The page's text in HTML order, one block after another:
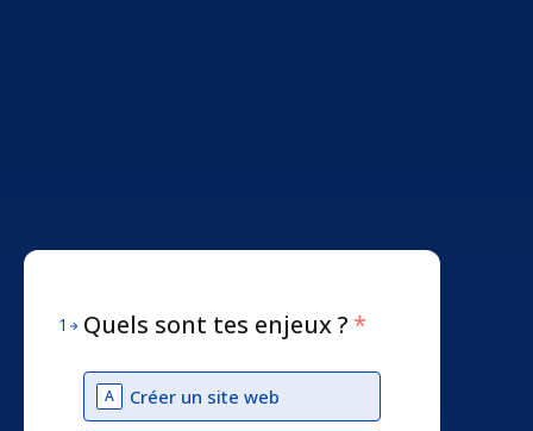
1 Quels sont tes enjeux ? *
A Créer un site web